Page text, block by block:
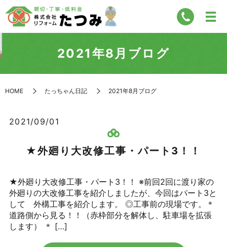
2021年8月ブログ
HOME たっちゃん日記 2021年8月ブログ
2021/09/01
★外廻り大改修工事・パート3！！
★外廻り大改修工事・パート3！！ ※前回2回に渡り家の
外廻りの大改修工事を紹介しましたが、今回はパート3と
して 外構工事を紹介します。 ◎工事前の現場です。＊
道路側から見る！！（赤枠部分を解体し、駐車場を拡張
します） ＊ […]